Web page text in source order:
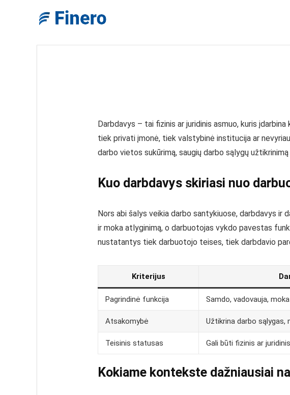
Darbdavys – tai fizinis ar juridinis asmuo, kuris
tiek privati įmonė, tiek valstybinė institucija ar
darbo vietos sukūrimą, saugių darbo sąlygų
Kuo darbdavys skiriasi nuo
Nors abi šalys veikia darbo santykiuose, darbdavys ir
ir moka atlyginimą, o darbuotojas vykdo pavestas
nustatantys tiek darbuotojo teises, tiek darbdavio
Kriterijus
Pagrindinė funkcija Samdo, vadovauja,
Atsakomybė Užtikrina darbo sąlygas,
Teisinis statusas Gali būti fizinis ar
Kokiame kontekste dažniausiai